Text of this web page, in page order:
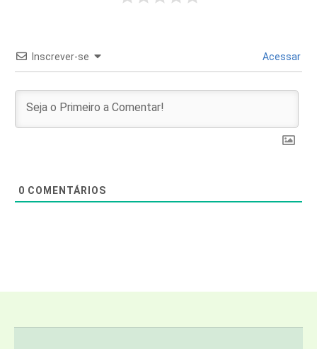
Inscrever-se Acessar
0 COMENTÁRIOS